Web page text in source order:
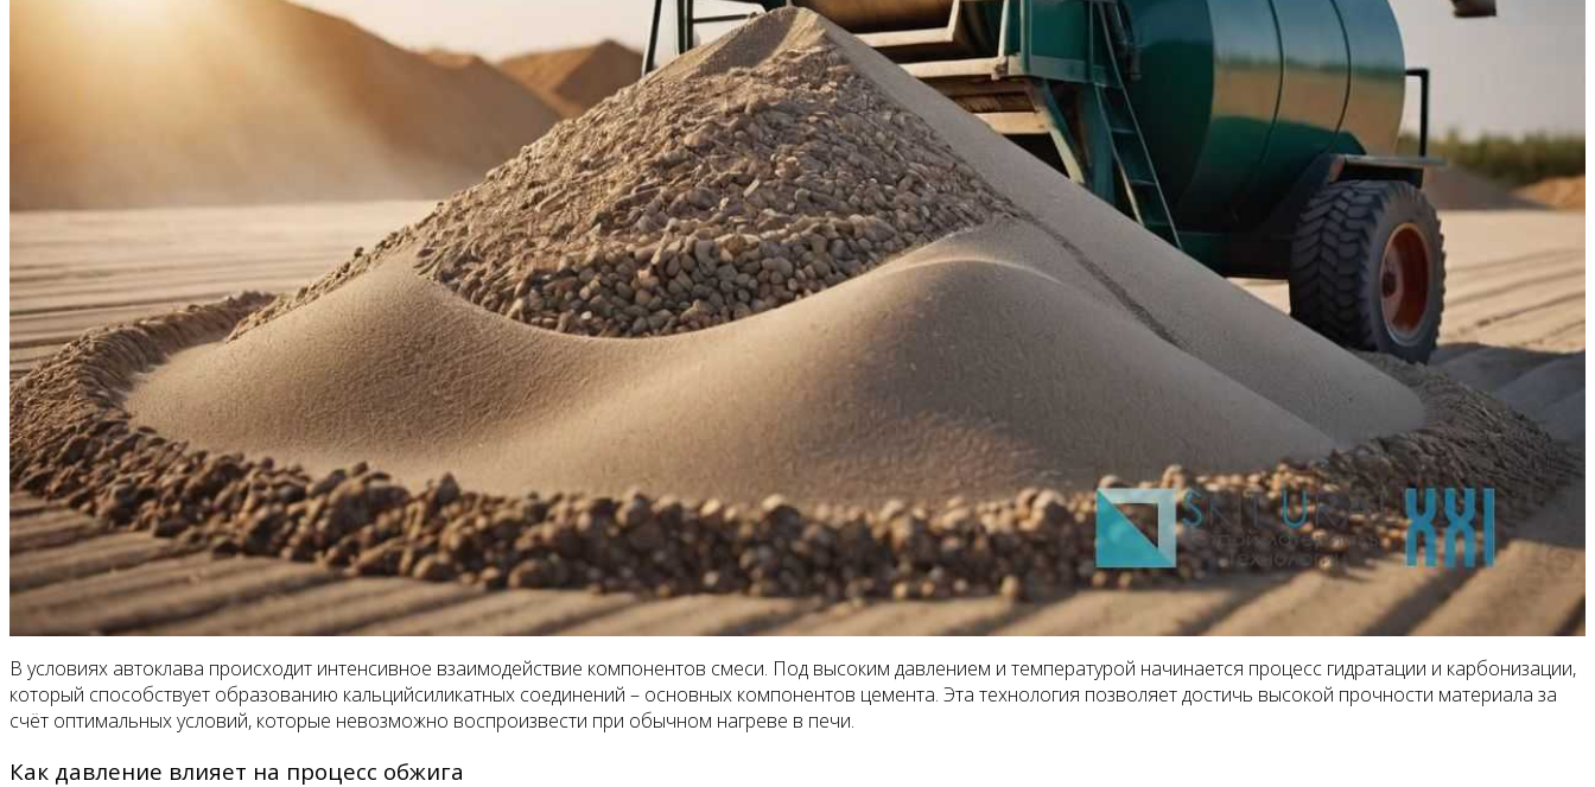
В условиях автоклава происходит интенсивное взаимодействие компонентов смеси. Под высоким давлением и температурой начинается процесс гидратации и карбонизации,
который способствует образованию кальцийсиликатных соединений – основных компонентов цемента. Эта технология позволяет достичь высокой прочности материала за
счёт оптимальных условий, которые невозможно воспроизвести при обычном нагреве в печи.
Как давление влияет на процесс обжига